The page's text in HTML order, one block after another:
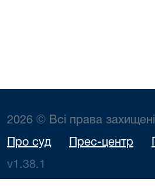
2026 © Всі права захищені
Про суд Прес-центр
v1.38.1